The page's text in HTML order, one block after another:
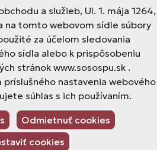
a služieb, Ul. 1. mája 1264,
na tomto webovom sídle súbory
za účelom sledovania
sídla alebo k prispôsobeniu
stránok www.sosospu.sk .
nastavenia webového
súhlas s ich používaním.
Odmietnuť cookies
cookies